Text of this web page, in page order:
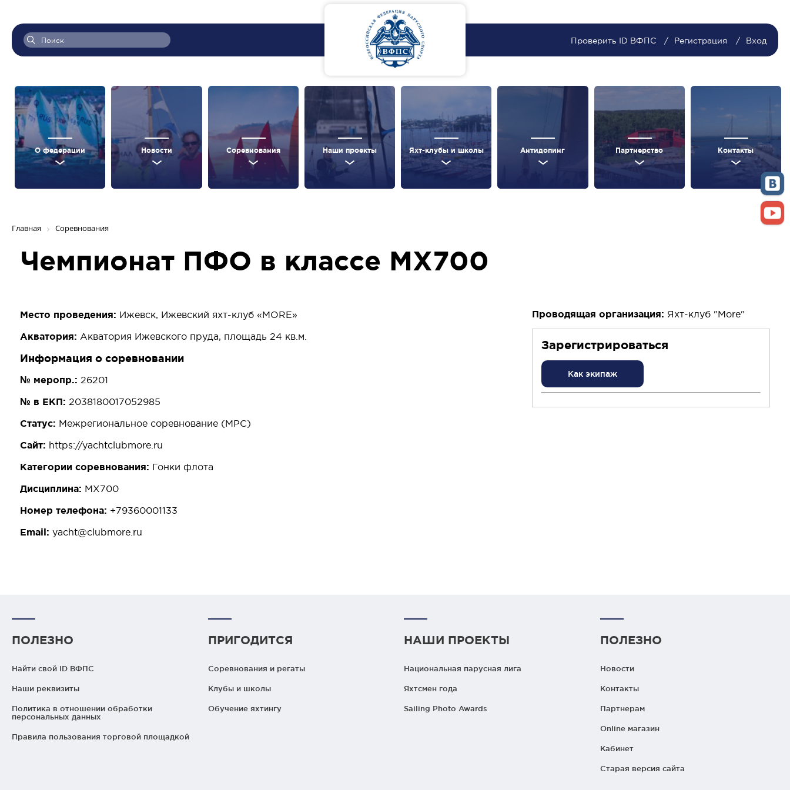
Проверить ID ВФПС Регистрация Вход
О федерации Новости Соревнования Наши проекты Яхт-клубы и школы Антидопинг Партнерство Контакты
Главная Соревнования
Чемпионат ПФО в классе МХ700
Место проведения: Ижевск, Ижевский яхт-клуб «MORE»
Акватория: Акватория Ижевского пруда, площадь 24 кв.м.
Информация о соревновании
№ меропр.: 26201
№ в ЕКП: 2038180017052985
Статус: Межрегиональное соревнование (МРС)
Сайт: https://yachtclubmore.ru
Категории соревнования: Гонки флота
Дисциплина: MX700
Номер телефона: +79360001133
Email: yacht@clubmore.ru
Проводящая организация: Яхт-клуб "More"
Зарегистрироваться
Как экипаж
ПОЛЕЗНО
Найти свой ID ВФПС
Наши реквизиты
Политика в отношении обработки
персональных данных
Правила пользования торговой площадкой
ПРИГОДИТСЯ
Соревнования и регаты
Клубы и школы
Обучение яхтингу
НАШИ ПРОЕКТЫ
Национальная парусная лига
Яхтсмен года
Sailing Photo Awards
ПОЛЕЗНО
Новости
Контакты
Партнерам
Online магазин
Кабинет
Старая версия сайта